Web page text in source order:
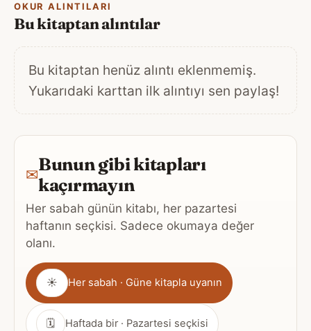
OKUR ALINTILARI
Bu kitaptan alıntılar
Bu kitaptan henüz alıntı eklenmemiş.
Yukarıdaki karttan ilk alıntıyı sen paylaş!
✉Bunun gibi kitapları
kaçırmayın
Her sabah günün kitabı, her pazartesi
haftanın seçkisi. Sadece okumaya değer
olanı.
Gönderim
sıklığı
☀ Her sabah · Güne kitapla uyanın
🗓 Haftada bir · Pazartesi seçkisi